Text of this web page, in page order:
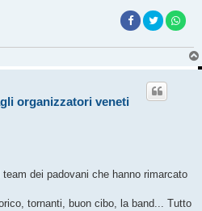
organizzatori veneti
dei padovani che hanno rimarcato
tornanti, buon cibo, la band... Tutto